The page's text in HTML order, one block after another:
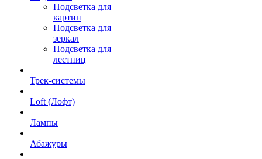
Подсветка для
картин
Подсветка для
зеркал
Подсветка для
лестниц
Трек-системы
Loft (Лофт)
Лампы
Абажуры